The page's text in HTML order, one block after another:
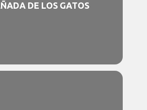
DE LOS GATOS